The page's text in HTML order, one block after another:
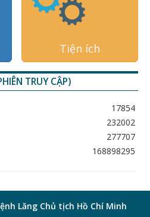
Tiện ích
TRUY CẬP)
17854
232002
277707
168898295
Lăng Chủ tịch Hồ Chí Minh